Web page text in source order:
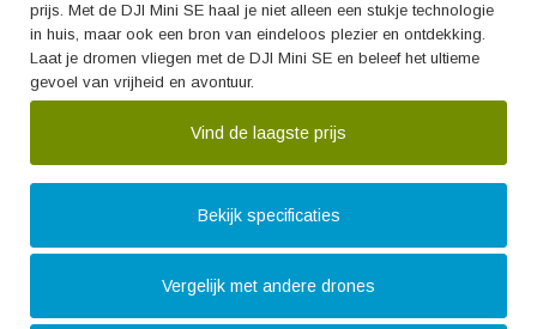
prijs. Met de DJI Mini SE haal je niet alleen een stukje technologie
in huis, maar ook een bron van eindeloos plezier en ontdekking.
Laat je dromen vliegen met de DJI Mini SE en beleef het ultieme
gevoel van vrijheid en avontuur.
Vind de laagste prijs
Bekijk specificaties
Vergelijk met andere drones